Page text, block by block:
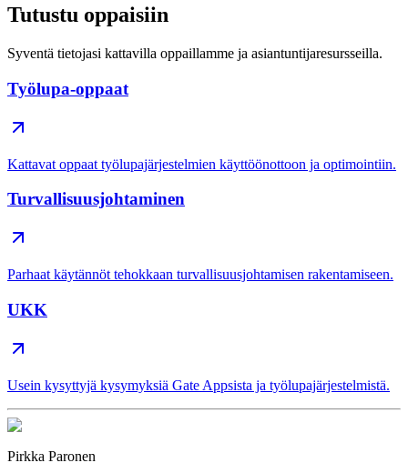
Tutustu oppaisiin
Syventä tietojasi kattavilla oppaillamme ja asiantuntijaresursseilla.
Työlupa-oppaat
Kattavat oppaat työlupajärjestelmien käyttöönottoon ja optimointiin.
Turvallisuusjohtaminen
Parhaat käytännöt tehokkaan turvallisuusjohtamisen rakentamiseen.
UKK
Usein kysyttyjä kysymyksiä Gate Appsista ja työlupajärjestelmistä.
Pirkka Paronen